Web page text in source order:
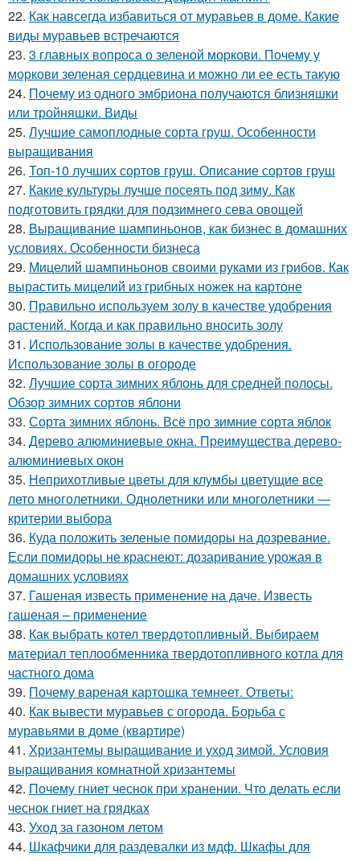
22. Как навсегда избавиться от муравьев в доме. Какие
виды муравьев встречаются
23. 3 главных вопроса о зеленой моркови. Почему у
моркови зеленая сердцевина и можно ли ее есть такую
24. Почему из одного эмбриона получаются близняшки
или тройняшки. Виды
25. Лучшие самоплодные сорта груш. Особенности
выращивания
26. Топ-10 лучших сортов груш. Описание сортов груш
27. Какие культуры лучше посеять под зиму. Как
подготовить грядки для подзимнего сева овощей
28. Выращивание шампиньонов, как бизнес в домашних
условиях. Особенности бизнеса
29. Мицелий шампиньонов своими руками из грибов. Как
вырастить мицелий из грибных ножек на картоне
30. Правильно используем золу в качестве удобрения
растений. Когда и как правильно вносить золу
31. Использование золы в качестве удобрения.
Использование золы в огороде
32. Лучшие сорта зимних яблонь для средней полосы.
Обзор зимних сортов яблони
33. Сорта зимних яблонь. Всё про зимние сорта яблок
34. Дерево алюминиевые окна. Преимущества дерево-
алюминиевых окон
35. Неприхотливые цветы для клумбы цветущие все
лето многолетники. Однолетники или многолетники —
критерии выбора
36. Куда положить зеленые помидоры на дозревание.
Если помидоры не краснеют: дозаривание урожая в
домашних условиях
37. Гашеная известь применение на даче. Известь
гашеная – применение
38. Как выбрать котел твердотопливный. Выбираем
материал теплообменника твердотопливного котла для
частного дома
39. Почему вареная картошка темнеет. Ответы:
40. Как вывести муравьев с огорода. Борьба с
муравьями в доме (квартире)
41. Хризантемы выращивание и уход зимой. Условия
выращивания комнатной хризантемы
42. Почему гниет чеснок при хранении. Что делать если
чеснок гниет на грядках
43. Уход за газоном летом
44. Шкафчики для раздевалки из мдф. Шкафы для